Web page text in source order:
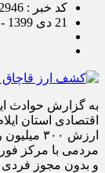
کد خبر : 2946
21 دی 1399 - 15:22
به گزارش حوادث
اقتصادی استان
ارزش
و بدون مجوز